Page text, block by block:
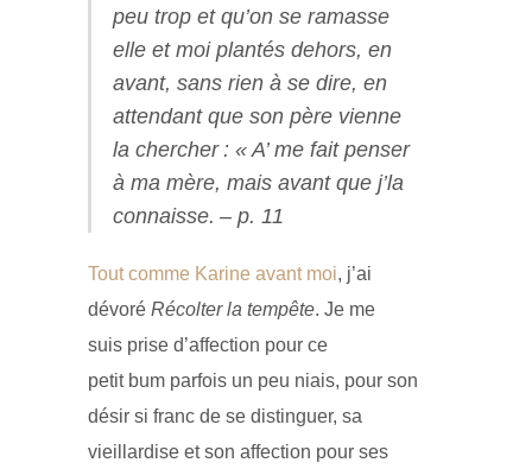
peu trop et qu’on se ramasse
elle et moi plantés dehors, en
avant, sans rien à se dire, en
attendant que son père vienne
la chercher : « A’ me fait penser
à ma mère, mais avantque j’la
connaisse. – p. 11
Tout comme Karine avant moi, j’ai
dévoré Récolter la tempête. Je me
suis prise d’affection pour ce
petit bum parfois un peu niais, pour son
désir si franc de se distinguer, sa
vieillardise et son affection pour ses